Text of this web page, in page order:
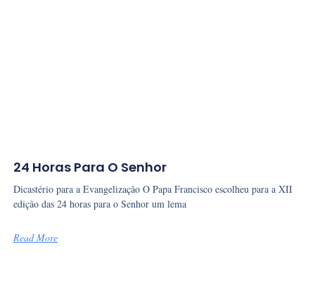
24 Horas Para O Senhor
Dicastério para a Evangelização O Papa Francisco escolheu para a XII
edição das 24 horas para o Senhor um lema
Read More